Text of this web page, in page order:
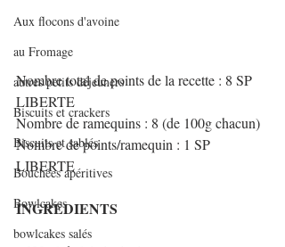
Aux flocons d'avoine
au Fromage
autres petits déjeuners
Biscuits et crackers
Biscuits et sablés
Bouchées apéritives
Bowlcakes
bowlcakes salés
Nombre total de points de la recette : 8 SP
LIBERTE
Nombre de ramequins : 8 (de 100g chacun)
Nombre de points/ramequin : 1 SP
LIBERTE
INGREDIENTS